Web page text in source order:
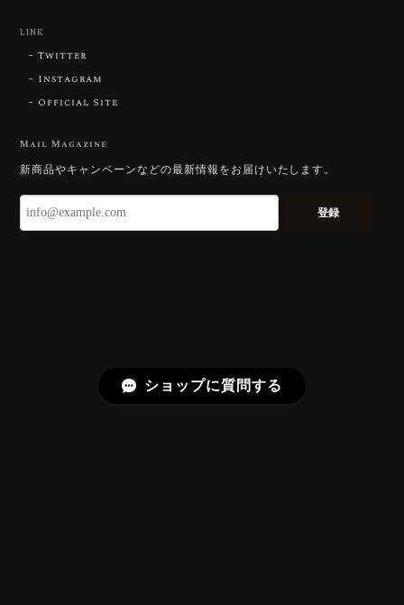
ずっと待ち望んでいたカットを運よく購入できて嬉し
いです。 ウルウルとギラギラを一度に見ることができ
る不思議なカットだと感じました。強い煌めきだけで
で、そう感じていただけたことがなにより
です。Star Rose Cut™ は中心から外へ広
LINK
Twitter
Instagram
Official Site
Mail Magazine
新商品やキャンペーンなどの最新情報をお届けいたします。
登録
ショップに質問する